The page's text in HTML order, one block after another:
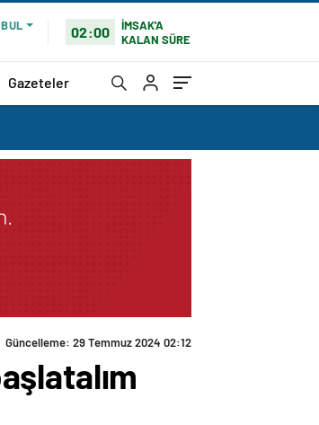
02:00
İMSAK'A
KALAN SÜRE
Gazeteler